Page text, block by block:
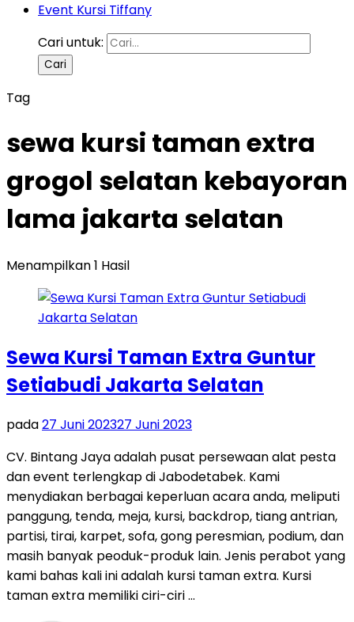
Event Kursi Tiffany
Cari untuk:
Tag
sewa kursi taman extra
grogol selatan kebayoran
lama jakarta selatan
Menampilkan 1 Hasil
Sewa Kursi Taman Extra Guntur
Setiabudi Jakarta Selatan
pada27 Juni 202327 Juni 2023
CV. Bintang Jaya adalah pusat persewaan alat pesta
dan event terlengkap di Jabodetabek. Kami
menydiakan berbagai keperluan acara anda, meliputi
panggung, tenda, meja, kursi, backdrop, tiang antrian,
partisi, tirai, karpet, sofa, gong peresmian, podium, dan
masih banyak peoduk-produk lain. Jenis perabot yang
kami bahas kali ini adalah kursi taman extra. Kursi
taman extra memiliki ciri-ciri …